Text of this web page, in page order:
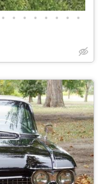
• • • • • • • •